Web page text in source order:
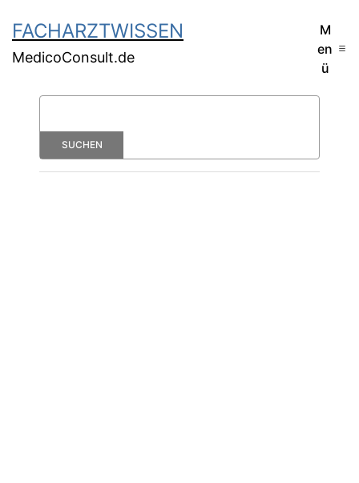
FACHARZTWISSEN
MedicoConsult.de
M
en
ü